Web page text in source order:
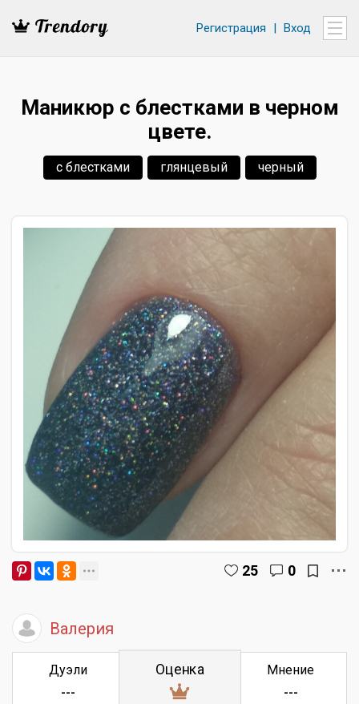
Регистрация | Вход
Маникюр с блестками в черном
цвете.
с блестками глянцевый черный
25 0
Валерия
Дуэли
---
Оценка Мнение
---